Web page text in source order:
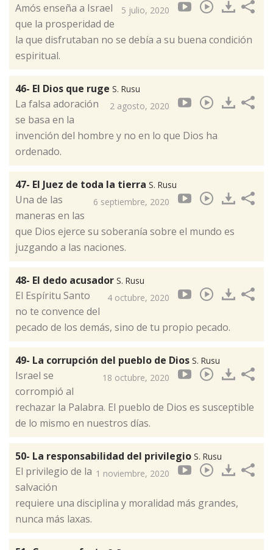
5 julio, 2020
Amós enseña a Israel
que la prosperidad de
la que disfrutaban no se debía a su buena condición
espiritual.
46- El Dios que ruge S. Rusu
2 agosto, 2020
La falsa adoración
se basa en la
invención del hombre y no en lo que Dios ha
ordenado.
47- El Juez de toda la tierra S. Rusu
6 septiembre, 2020
Una de las
maneras en las
que Dios ejerce su soberanía sobre el mundo es
juzgando a las naciones.
48- El dedo acusador S. Rusu
4 octubre, 2020
El Espíritu Santo
no te convence del
pecado de los demás, sino de tu propio pecado.
49- La corrupción del pueblo de Dios S. Rusu
18 octubre, 2020
Israel se
corrompió al
rechazar la Palabra. El pueblo de Dios es susceptible
de lo mismo en nuestros días.
50- La responsabilidad del privilegio S. Rusu
1 noviembre, 2020
El privilegio de la
salvación
requiere una disciplina y moralidad más grandes,
nunca más laxas.